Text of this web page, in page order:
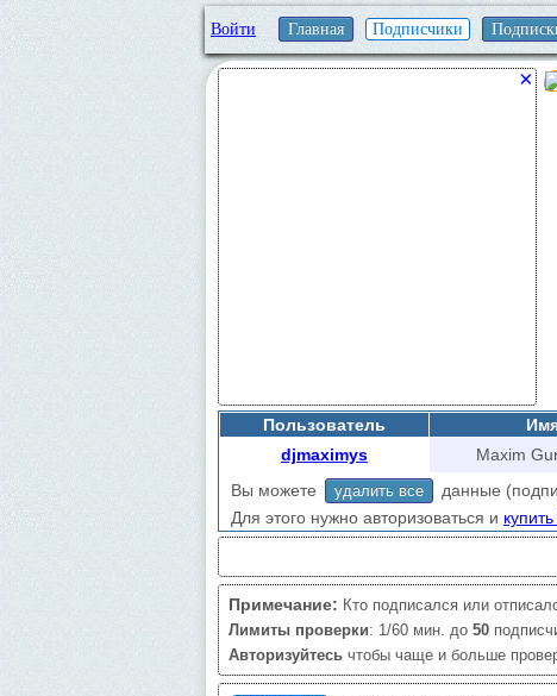
Войти Главная Подписчики
×
Пользователь
djmaximys
Maxim
Вы можете
удалить все
данные
Для этого нужно авторизоваться и
Примечание: Кто подписался или
Лимиты проверки: 1/60 мин. до 50
Авторизуйтесь чтобы чаще и больше